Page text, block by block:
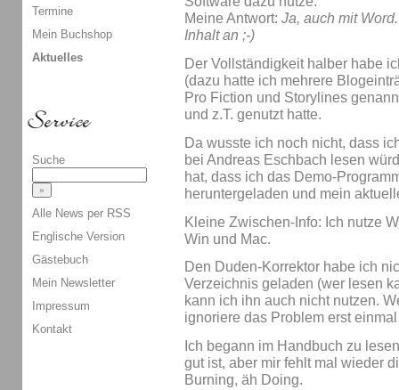
Meine Antwort: Ja, auch mit
Inhalt an ;-)
Der Vollständigkeit halber habe
(dazu hatte ich mehrere
Pro Fiction und Storylines
und z.T. genutzt hatte.
Da wusste ich noch nicht, dass
bei Andreas Eschbach lesen
hat, dass ich das Demo-
heruntergeladen und mein
Kleine Zwischen-Info: Ich nutze
Win und Mac.
Den Duden-Korrektor habe ich
Verzeichnis geladen (wer lesen
kann ich ihn auch nicht nutzen.
ignoriere das Problem erst
Ich begann im Handbuch zu
gut ist, aber mir fehlt mal wieder
Burning, äh Doing.
Termine
Mein Buchshop
Aktuelles
Suche
Alle News per RSS
Englische Version
Gästebuch
Mein Newsletter
Impressum
Kontakt